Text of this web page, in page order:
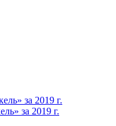
за 2019 г.
за 2019 г.